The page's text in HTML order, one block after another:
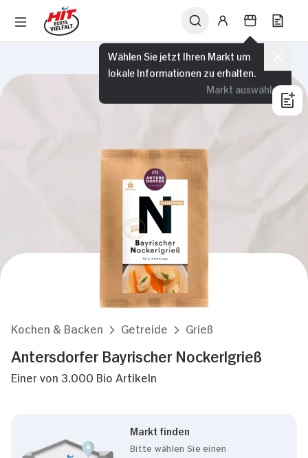
Wählen Sie jetzt Ihren Markt um
lokale Informationen zu erhalten.
Markt auswählen
Kochen & Backen Getreide Grieß
Antersdorfer Bayrischer Nockerlgrieß
Einer von 3.000 Bio Artikeln
Markt finden
Bitte wählen Sie einen